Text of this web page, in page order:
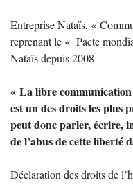
Entreprise Nataïs, «
reprenant le « Pacte
Nataïs depuis 2008
« La libre communication
est un des droits les plus
peut donc parler, écrire,
de l’abus de cette liberté
Déclaration des droits de